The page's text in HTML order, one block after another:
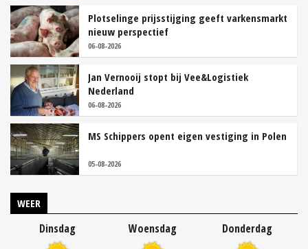
Plotselinge prijsstijging geeft varkensmarkt
nieuw perspectief
06-08-2026
Jan Vernooij stopt bij Vee&Logistiek
Nederland
06-08-2026
MS Schippers opent eigen vestiging in Polen
05-08-2026
WEER
Dinsdag Woensdag Donderdag